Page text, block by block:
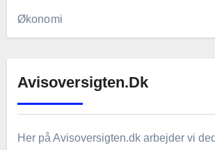
Økonomi
Avisoversigten.dk
Her på Avisoversigten.dk arbejder vi